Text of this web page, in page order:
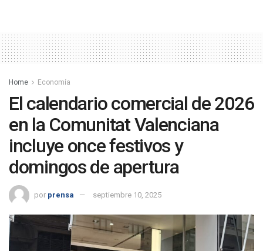
Home Economía
El calendario comercial de 2026
en la Comunitat Valenciana
incluye once festivos y
domingos de apertura
por prensa septiembre 10, 2025